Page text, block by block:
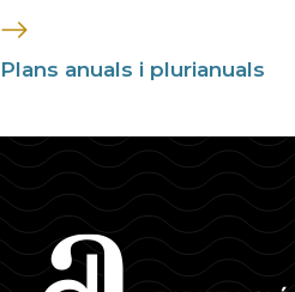
Plans anuals i plurianuals